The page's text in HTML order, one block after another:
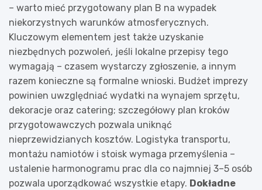
– warto mieć przygotowany plan B na wypadek
niekorzystnych warunków atmosferycznych.
Kluczowym elementem jest także uzyskanie
niezbędnych pozwoleń, jeśli lokalne przepisy tego
wymagają – czasem wystarczy zgłoszenie, a innym
razem konieczne są formalne wnioski. Budżet imprezy
powinien uwzględniać wydatki na wynajem sprzętu,
dekoracje oraz catering; szczegółowy plan kroków
przygotowawczych pozwala uniknąć
nieprzewidzianych kosztów. Logistyka transportu,
montażu namiotów i stoisk wymaga przemyślenia –
ustalenie harmonogramu prac dla co najmniej 3–5 osób
pozwala uporządkować wszystkie etapy. Dokładne